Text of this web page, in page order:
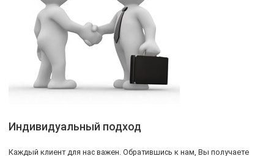
Индивидуальный подход
Каждый клиент для нас важен. Обратившись к нам, Вы получаете